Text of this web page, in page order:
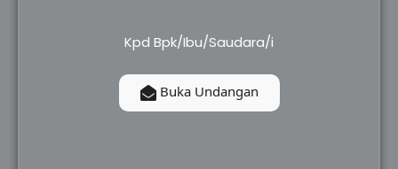
Kpd Bpk/Ibu/Saudara/i
Buka Undangan